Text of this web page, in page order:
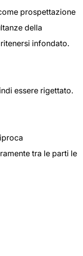
prospettazione
della
infondato.
essere rigettato.
tra le parti le